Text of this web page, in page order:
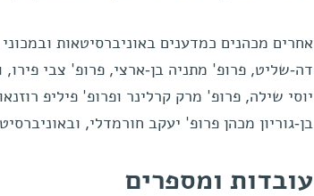
אחרים מכהנים כמדענים באוניברסיטאות
דה-שליט, פרופ' מתניה בן-ארצי, פרופ' צבי
יוסי שילה, פרופ' מרק קרלינר ופרופ' פיליפ
בן-גוריון מכהן פרופ' יעקב חורמדלי,
עובדות ומספרים